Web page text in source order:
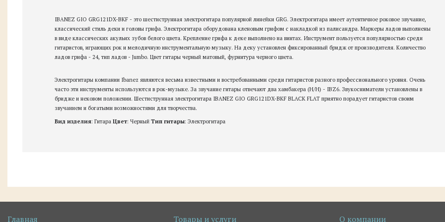
IBANEZ GIO GRG121DX-BKF - это шестиструнная электрогитара популярной линейки GRG. Электрогитара имеет аутентичное роковое звучание,
классический стиль деки и головы грифа. Электрогитара оборудована кленовым грифом с накладкой из палисандра. Маркеры ладов выполнены
в виде классических акульих зубов белого цвета. Крепление грифа к деке выполнено на винтах. Инструмент пользуется популярностью среди
гитаристов, играющих рок и мелодичную инструментальную музыку. На деку установлен фиксированный бридж от производителя. Количество
ладов грифа - 24, тип ладов - Jumbo. Цвет гитары черный матовый, фурнитура черного цвета.
Электрогитары компании Ibanez являются весьма известными и востребованными среди гитаристов разного профессионального уровня. Очень
часто эти инструменты используются в рок-музыке. За звучание гитары отвечают два хамбакера (H/H) - IBZ6. Звукосниматели установлены в
бридже и нековом положении. Шестиструнная электрогитара IBANEZ GIO GRG121DX-BKF BLACK FLAT приятно порадует гитаристов своим
звучанием и богатыми возможностями для творчества.
Вид изделия: Гитара Цвет: Черный Тип гитары: Электрогитара
Главная Товары и услуги О компании